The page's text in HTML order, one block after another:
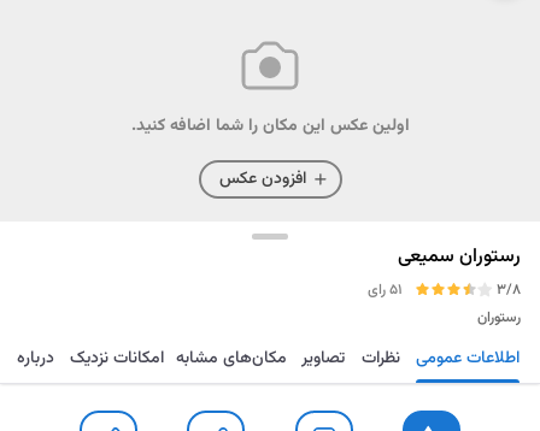
اولین عکس این مکان را شما اضافه کنید.
افزودن عکس
رستوران سمیعی
3/8
51 رای
رستوران
مسیریابی ذخیره ارسال تماس اطلاعات عمومی نظرات تصاویر مکان‌های مشابه امکانات نزدیک درباره